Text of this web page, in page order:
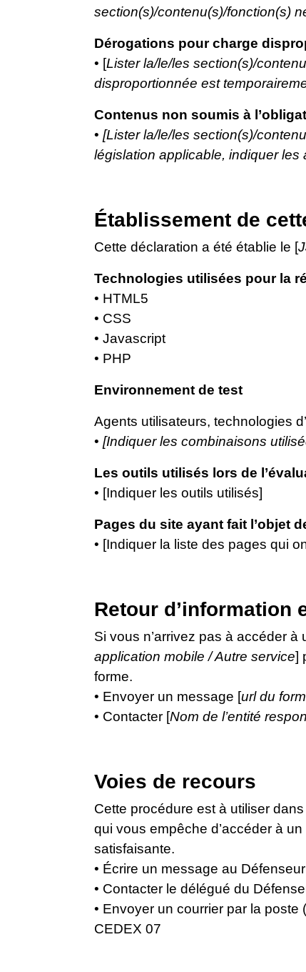
section(s)/contenu(s)/fonction(s)
Dérogations pour charge
• [Lister la/le/les section(s)/
disproportionnée est
Contenus non soumis à
• [Lister la/le/les section(s)/
législation applicable, indiquer les
Établissement de
Cette déclaration a été établie le [
Technologies utilisées pour la
• HTML5
• CSS
• Javascript
• PHP
Environnement de test
Agents utilisateurs, technologies
• [Indiquer les combinaisons
Les outils utilisés lors de
• [Indiquer les outils utilisés]
Pages du site ayant fait l’objet
• [Indiquer la liste des pages qui
Retour d’information
Si vous n’arrivez pas à accéder
application mobile / Autre service]
forme.
• Envoyer un message [url du
• Contacter [Nom de l’entité
Voies de recours
Cette procédure est à utiliser
qui vous empêche d’accéder à
satisfaisante.
• Écrire un message au
• Contacter le délégué du
• Envoyer un courrier par la
CEDEX 07